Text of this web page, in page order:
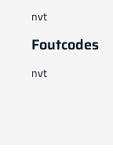
nvt
Foutcodes
nvt